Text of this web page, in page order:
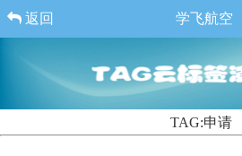
返回 学飞航空
TAG:申请